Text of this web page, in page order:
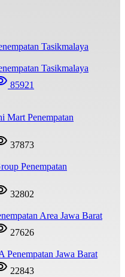
Tasikmalaya
85921
Mart Penempatan
37873
Penempatan
32802
Area Jawa Barat
27626
Jawa Barat
22843